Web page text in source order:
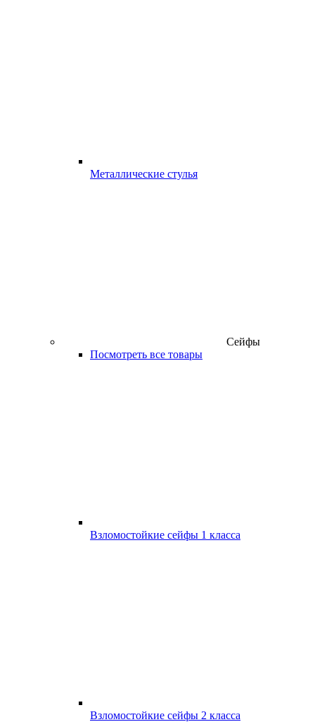
Металлические стулья
Сейфы
Посмотреть все товары
Взломостойкие сейфы 1 класса
Взломостойкие сейфы 2 класса